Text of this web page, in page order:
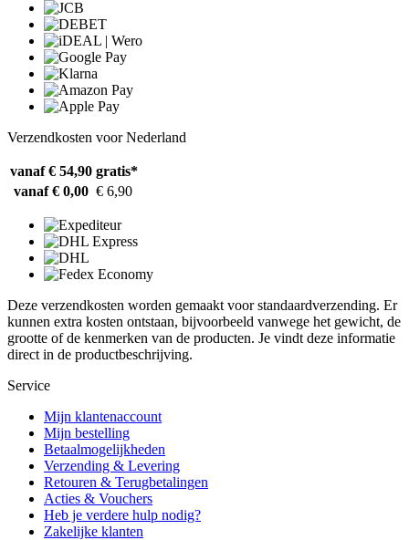
Verzendkosten voor Nederland
vanaf € 54,90 gratis*
vanaf € 0,00 € 6,90
Deze verzendkosten worden gemaakt voor standaardverzending. Er
kunnen extra kosten ontstaan, bijvoorbeeld vanwege het gewicht, de
grootte of de kenmerken van de producten. Je vindt deze informatie
direct in de productbeschrijving.
Service
Mijn klantenaccount
Mijn bestelling
Betaalmogelijkheden
Verzending & Levering
Retouren & Terugbetalingen
Acties & Vouchers
Heb je verdere hulp nodig?
Zakelijke klanten